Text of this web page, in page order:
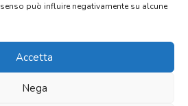
può influire negativamente su alcune
Accetta
Nega
trattamentodei dati personali
reserved Agenzia Immobiliare Favati